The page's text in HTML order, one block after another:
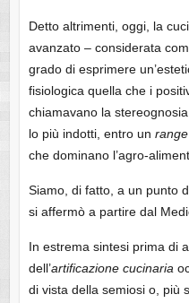
Detto altrimenti, oggi, la
avanzato – considerata
grado di esprimere
fisiologica quella che i
chiamavano la
lo più indotti, entro un range
che dominano l’agro-
Siamo, di fatto, a un punto
si affermò a partire dal
In estrema sintesi prima di
dell’artificazione cucinaria
di vista della semiosi o, più